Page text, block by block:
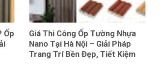
Ốp
Giá Thi Công Ốp Tường Nhựa
Nano Tại Hà Nội – Giải Pháp
Trang Trí Bền Đẹp, Tiết Kiệm